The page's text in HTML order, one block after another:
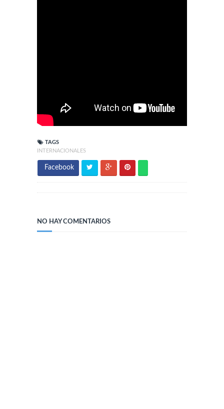
TAGS
INTERNACIONALES
Facebook
NO HAY COMENTARIOS